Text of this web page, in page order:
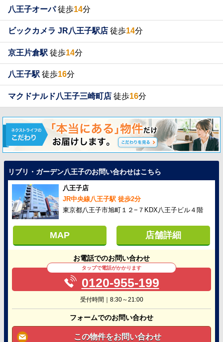
八王子オーパ徒歩14分
ビックカメラ JR八王子駅店 徒歩14分
京王片倉駅 徒歩14分
八王子駅 徒歩16分
マクドナルド八王子三崎町店 徒歩16分
リブリ・ガーデン八王子のお問い合わせはこちら
八王子店
JR中央線八王子駅 徒歩2分
東京都八王子市旭町１２−７KDX八王子ビル４階
MAP 店舗詳細
お電話でのお問い合わせ
タップで電話がかかります
0120-955-199
受付時間｜8:30～21:00
フォームでのお問い合わせ
この物件をお問い合わせ